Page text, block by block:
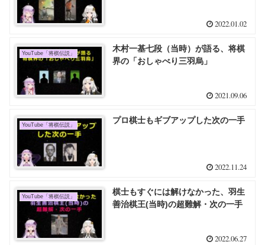
2022.01.02
YouTube「将棋伝説」
木村一基七段（当時）が語る、将棋
界の「おしゃべり三羽烏」
2021.09.06
YouTube「将棋伝説」 プロ棋士もギブアップした次の一手
2022.11.24
YouTube「将棋伝説」
棋士もすぐには解けなかった、羽生
善治棋王(当時)の超難解・次の一手
2022.06.27